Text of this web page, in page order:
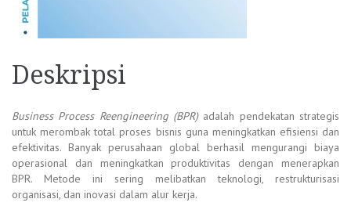
Deskripsi
Business Process Reengineering (BPR)adalah pendekatan strategis
untuk merombak total proses bisnis guna meningkatkan efisiensi dan
efektivitas. Banyak perusahaan global berhasil mengurangi biaya
operasional dan meningkatkan produktivitas dengan menerapkan
BPR. Metode ini sering melibatkan teknologi, restrukturisasi
organisasi, dan inovasi dalam alur kerja.